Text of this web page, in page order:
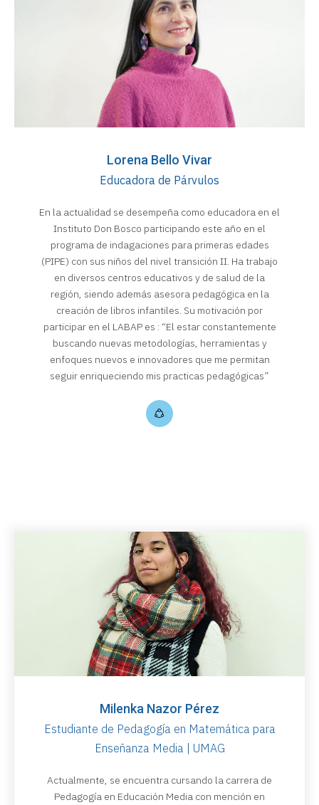
Lorena Bello Vivar
Educadora de Párvulos
En la actualidad se desempeña como educadora en el
Instituto Don Bosco participando este año en el
programa de indagaciones para primeras edades
(PIPE) con sus niños del nivel transición II. Ha trabajo
en diversos centros educativos y de salud de la
región, siendo además asesora pedagógica en la
creación de libros infantiles. Su motivación por
participar en el LABAP es : “El estar constantemente
buscando nuevas metodologías, herramientas y
enfoques nuevos e innovadores que me permitan
seguir enriqueciendo mis practicas pedagógicas”
Milenka Nazor Pérez
Estudiante de Pedagogía en Matemática para
Enseñanza Media | UMAG
Actualmente, se encuentra cursando la carrera de
Pedagogía en Educación Media con mención en